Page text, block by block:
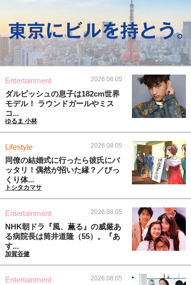
Entertainment 2026.08.05
ダルビッシュの息子は182cm世界
モデル！ ラウンドガールやミス
コ...
ゆるま 小林
Lifestyle 2026.08.05
同僚の結婚式に行ったら彼氏にバ
ッタリ！偶然が招いた縁？／びっ
くり体...
トシタカマサ
Entertainment 2026.08.05
NHK朝ドラ『風、薫る』の威厳あ
る病院長は筒井道隆（55）。『あ
す...
加賀谷健
Entertainment 2026.08.05